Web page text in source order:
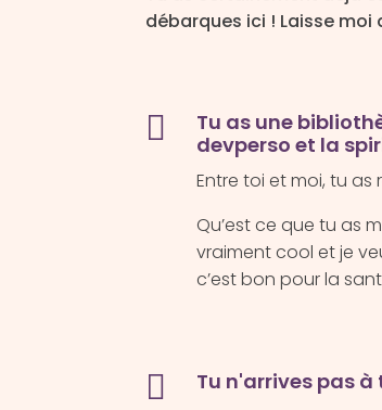
débarques ici ! Laisse moi

Tu as une
devperso et la
Entre toi et moi, tu
Qu’est ce que tu as
vraiment cool et je
c’est bon pour la
 Tu n'arrives pas